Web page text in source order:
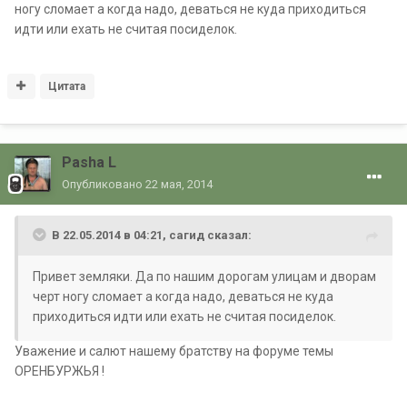
ногу сломает а когда надо, деваться не куда приходиться
идти или ехать не считая посиделок.
Цитата
Pasha L
Опубликовано 22 мая, 2014
В 22.05.2014 в 04:21, сагид сказал:
Привет земляки. Да по нашим дорогам улицам и дворам
черт ногу сломает а когда надо, деваться не куда
приходиться идти или ехать не считая посиделок.
Уважение и салют нашему братству на форуме темы
ОРЕНБУРЖЬЯ !